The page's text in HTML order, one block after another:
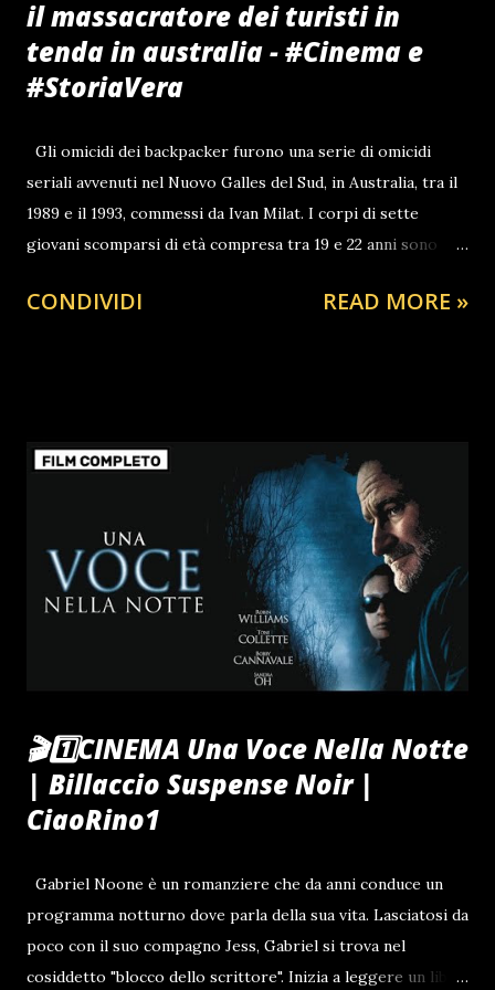
il massacratore dei turisti in
tenda in australia - #Cinema e
#StoriaVera
Gli omicidi dei backpacker furono una serie di omicidi
seriali avvenuti nel Nuovo Galles del Sud, in Australia, tra il
1989 e il 1993, commessi da Ivan Milat. I corpi di sette
giovani scomparsi di età compresa tra 19 e 22 anni sono
Forest, a 15 chilometri (9,3 miglia) a sud-ovest della città di
stato condannato a sette ergastoli consecutivi, oltre a 18
anni senza condizionale. È morto in carcere il 27 ottobre
2019, senza aver mai confessato gli omicidi per i quali era
stato condannato. Belanglo State Forest Fino alla metà
degli anni 1990, l'autostop in Australia era visto come un
mezzo di viaggio avventuroso e poco costoso, se non
completamente sicuro. Tuttavia, cas...
CONDIVIDI READ MORE »
🎬1️⃣CINEMA Una Voce Nella Notte
| Billaccio Suspense Noir |
CiaoRino1
Gabriel Noone è un romanziere che da anni conduce un
programma notturno dove parla della sua vita. Lasciatosi da
poco con il suo compagno Jess, Gabriel si trova nel
cosiddetto "blocco dello scrittore". Inizia a leggere un libro,